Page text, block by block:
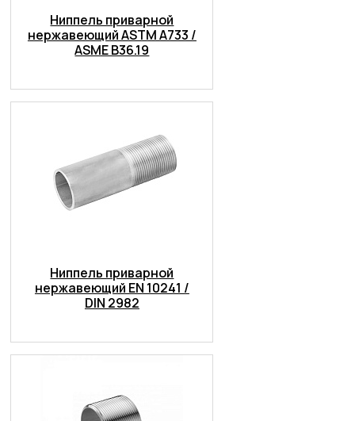
Ниппель приварной
нержавеющий ASTM A733 /
ASME B36.19
Ниппель приварной
нержавеющий EN 10241 /
DIN 2982